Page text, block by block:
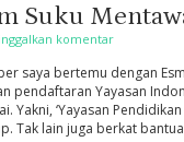
Suku
komentar
saya bertemu dengan
pendaftaran Yayasan
Yakni, ‘Yayasan
Tak lain juga berkat